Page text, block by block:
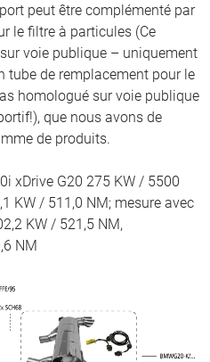
peut être complémenté par
le filtre à particules (Ce
voie publique – uniquement
tube de remplacement pour le
homologué sur voie publique
que nous avons de
de produits.
xDrive G20 275 KW / 5500
KW / 511,0 NM; mesure avec
KW / 521,5 NM,
NM